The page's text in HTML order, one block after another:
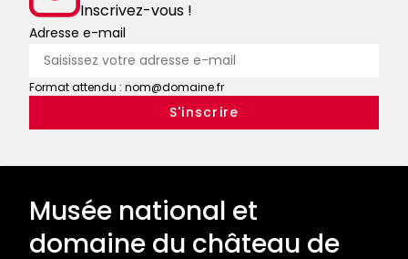
Inscrivez-vous !
Adresse e-mail
Format attendu : nom@domaine.fr
Musée national et
domaine du château de